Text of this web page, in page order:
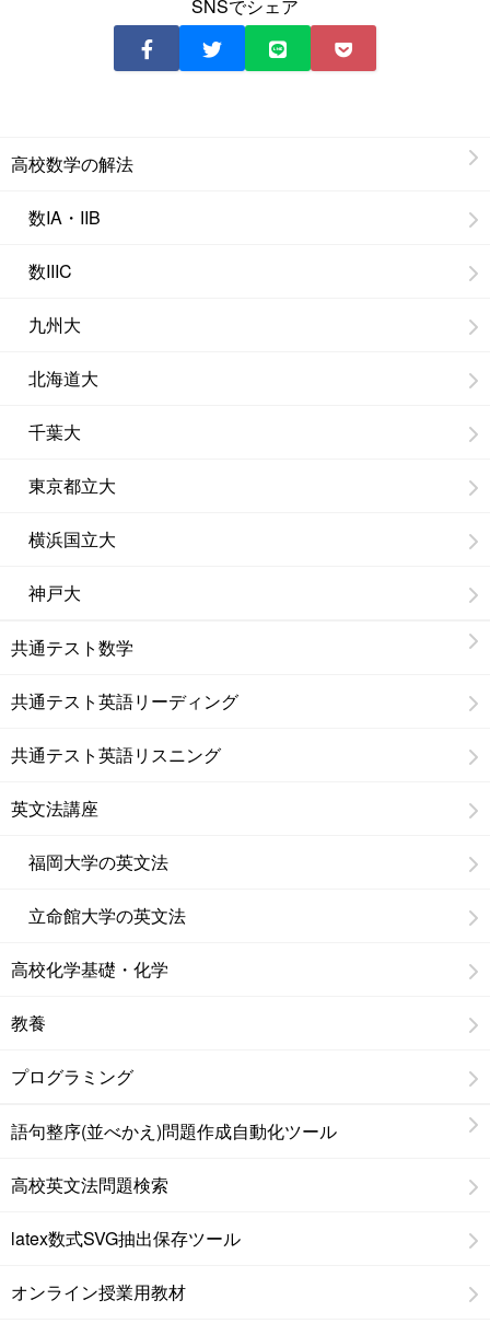
SNSでシェア
高校数学の解法
数IA・IIB
数IIIC
九州大
北海道大
千葉大
東京都立大
横浜国立大
神戸大
共通テスト数学
共通テスト英語リーディング
共通テスト英語リスニング
英文法講座
福岡大学の英文法
立命館大学の英文法
高校化学基礎・化学
教養
プログラミング
語句整序(並べかえ)問題作成自動化ツール
高校英文法問題検索
latex数式SVG抽出保存ツール
オンライン授業用教材